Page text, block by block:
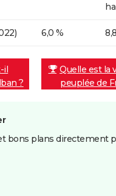
6,0 %
il
?
Quelle est la
peuplée de
bons plans directement